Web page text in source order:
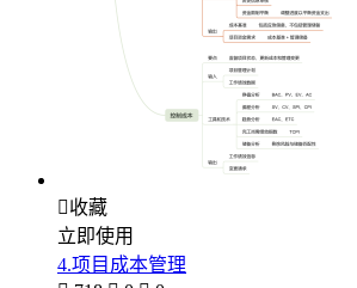
收藏
立即使用
4.项目成本管理